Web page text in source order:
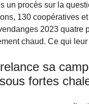
un procès sur la
130 coopératives
2023 quatre
chaud. Ce qui
sa
fortes